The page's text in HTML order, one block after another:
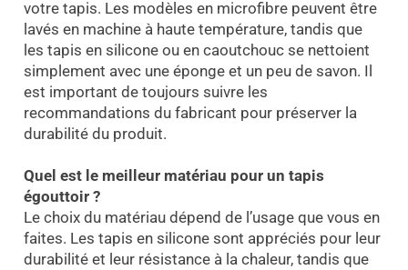
votre tapis. Les modèles en microfibre peuvent être
lavés en machine à haute température, tandis que
les tapis en silicone ou en caoutchouc se nettoient
simplement avec une éponge et un peu de savon. Il
est important de toujours suivre les
recommandations du fabricant pour préserver la
durabilité du produit.
Quel est le meilleur matériau pour un tapis
égouttoir ?
Le choix du matériau dépend de l’usage que vous en
faites. Les tapis en silicone sont appréciés pour leur
durabilité et leur résistance à la chaleur, tandis que